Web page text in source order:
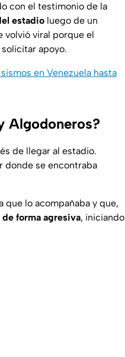
con el testimonio de la
estadio luego de un
volvió viral porque el
apoyo.
en Venezuela hasta
Algodoneros?
de llegar al estadio.
donde se encontraba
lo acompañaba y que,
forma agresiva, iniciando